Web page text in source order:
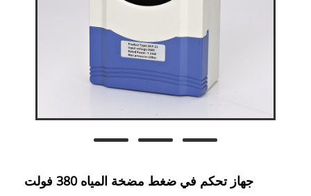
جهاز تحكم في ضغط مضخة المياه 380 فولت